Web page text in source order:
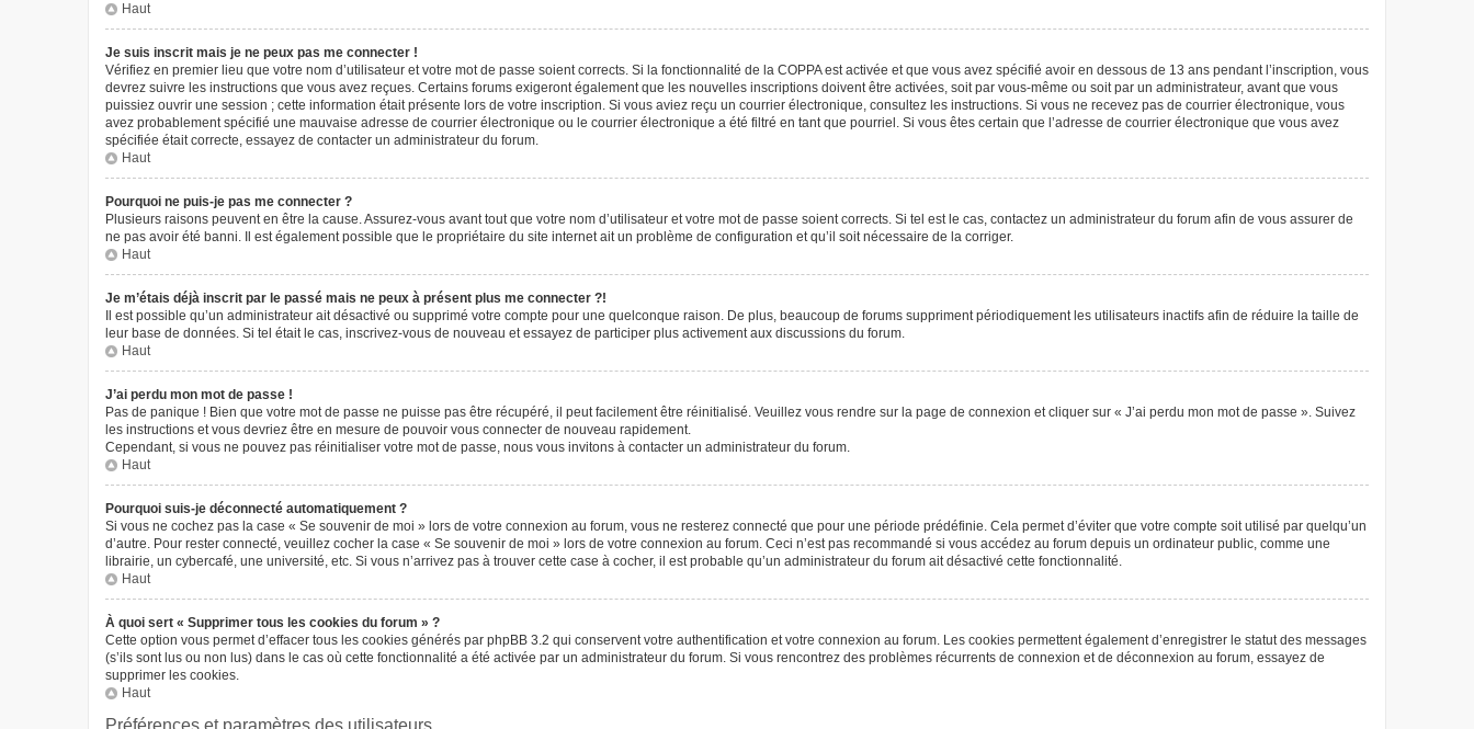
Haut
Je suis inscrit mais je ne peux pas me connecter !
Vérifiez en premier lieu que votre nom d’utilisateur et votre mot de passe soient corrects. Si la fonctionnalité de la COPPA est activée et que vous avez spécifié avoir en dessous de 13 ans pendant l’inscription, vous
devrez suivre les instructions que vous avez reçues. Certains forums exigeront également que les nouvelles inscriptions doivent être activées, soit par vous-même ou soit par un administrateur, avant que vous
puissiez ouvrir une session ; cette information était présente lors de votre inscription. Si vous aviez reçu un courrier électronique, consultez les instructions. Si vous ne recevez pas de courrier électronique, vous
avez probablement spécifié une mauvaise adresse de courrier électronique ou le courrier électronique a été filtré en tant que pourriel. Si vous êtes certain que l’adresse de courrier électronique que vous avez
spécifiée était correcte, essayez de contacter un administrateur du forum.
Haut
Pourquoi ne puis-je pas me connecter ?
Plusieurs raisons peuvent en être la cause. Assurez-vous avant tout que votre nom d’utilisateur et votre mot de passe soient corrects. Si tel est le cas, contactez un administrateur du forum afin de vous assurer de
ne pas avoir été banni. Il est également possible que le propriétaire du site internet ait un problème de configuration et qu’il soit nécessaire de la corriger.
Haut
Je m’étais déjà inscrit par le passé mais ne peux à présent plus me connecter ?!
Il est possible qu’un administrateur ait désactivé ou supprimé votre compte pour une quelconque raison. De plus, beaucoup de forums suppriment périodiquement les utilisateurs inactifs afin de réduire la taille de
leur base de données. Si tel était le cas, inscrivez-vous de nouveau et essayez de participer plus activement aux discussions du forum.
Haut
J’ai perdu mon mot de passe !
Pas de panique ! Bien que votre mot de passe ne puisse pas être récupéré, il peut facilement être réinitialisé. Veuillez vous rendre sur la page de connexion et cliquer sur « J’ai perdu mon mot de passe ». Suivez
les instructions et vous devriez être en mesure de pouvoir vous connecter de nouveau rapidement.
Cependant, si vous ne pouvez pas réinitialiser votre mot de passe, nous vous invitons à contacter un administrateur du forum.
Haut
Pourquoi suis-je déconnecté automatiquement ?
Si vous ne cochez pas la case « Se souvenir de moi » lors de votre connexion au forum, vous ne resterez connecté que pour une période prédéfinie. Cela permet d’éviter que votre compte soit utilisé par quelqu’un
d’autre. Pour rester connecté, veuillez cocher la case « Se souvenir de moi » lors de votre connexion au forum. Ceci n’est pas recommandé si vous accédez au forum depuis un ordinateur public, comme une
librairie, un cybercafé, une université, etc. Si vous n’arrivez pas à trouver cette case à cocher, il est probable qu’un administrateur du forum ait désactivé cette fonctionnalité.
Haut
À quoi sert « Supprimer tous les cookies du forum » ?
Cette option vous permet d’effacer tous les cookies générés par phpBB 3.2 qui conservent votre authentification et votre connexion au forum. Les cookies permettent également d’enregistrer le statut des messages
(s’ils sont lus ou non lus) dans le cas où cette fonctionnalité a été activée par un administrateur du forum. Si vous rencontrez des problèmes récurrents de connexion et de déconnexion au forum, essayez de
supprimer les cookies.
Haut
Préférences et paramètres des utilisateurs